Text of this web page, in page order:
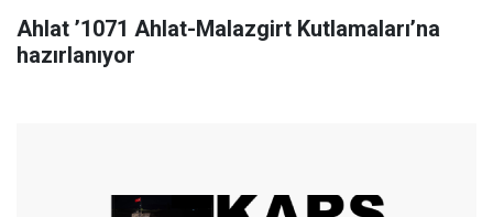
Ahlat ’1071 Ahlat-Malazgirt Kutlamaları’na
hazırlanıyor